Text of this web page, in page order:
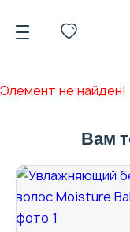
*OVERSTOCK -
Элемент не найден!
Вам